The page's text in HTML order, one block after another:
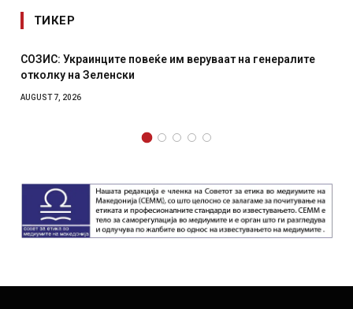
ТИКЕР
СОЗИС: Украинците повеќе им веруваат на генералите
отколку на Зеленски
AUGUST 7, 2026